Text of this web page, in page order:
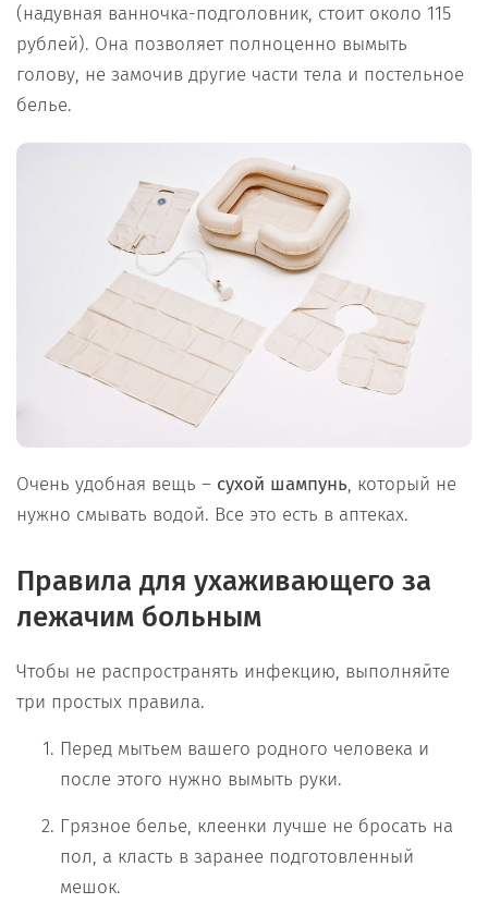
(надувная ванночка-подголовник, стоит около 115
рублей). Она позволяет полноценно вымыть
голову, не замочив другие части тела и постельное
белье.
Очень удобная вещь – сухой шампунь, который не
нужно смывать водой. Все это есть в аптеках.
Правила для ухаживающего за
лежачим больным
Чтобы не распространять инфекцию, выполняйте
три простых правила.
Перед мытьем вашего родного человека и
после этого нужно вымыть руки.
Грязное белье, клеенки лучше не бросать на
пол, а класть в заранее подготовленный
мешок.